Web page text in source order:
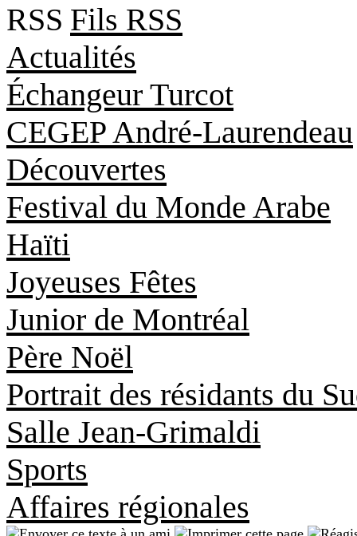
Fils RSS
Actualités
Échangeur Turcot
CEGEP André-Laurendeau
Découvertes
Festival du Monde Arabe
Haïti
Joyeuses Fêtes
Junior de Montréal
Père Noël
Portrait des résidants du
Salle Jean-Grimaldi
Sports
Affaires régionales